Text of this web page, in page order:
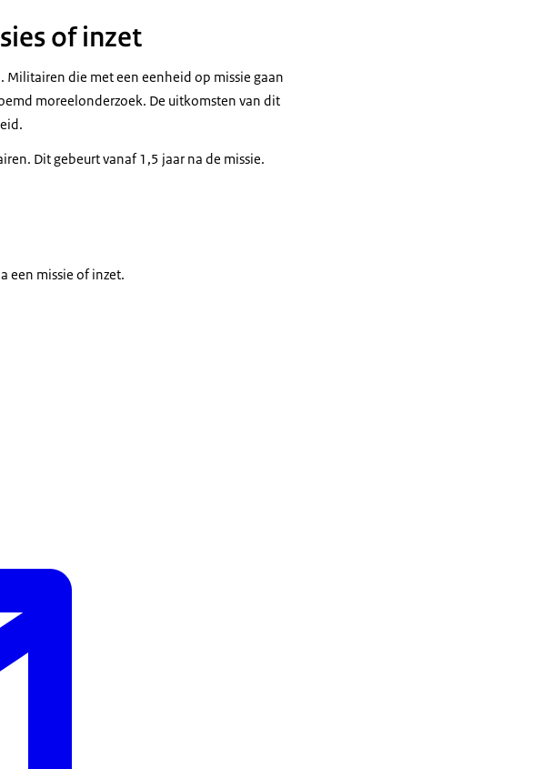
of inzet
die met een eenheid op missie gaan
moreelonderzoek. De uitkomsten van dit
Dit gebeurt vanaf 1,5 jaar na de missie.
een missie of inzet.